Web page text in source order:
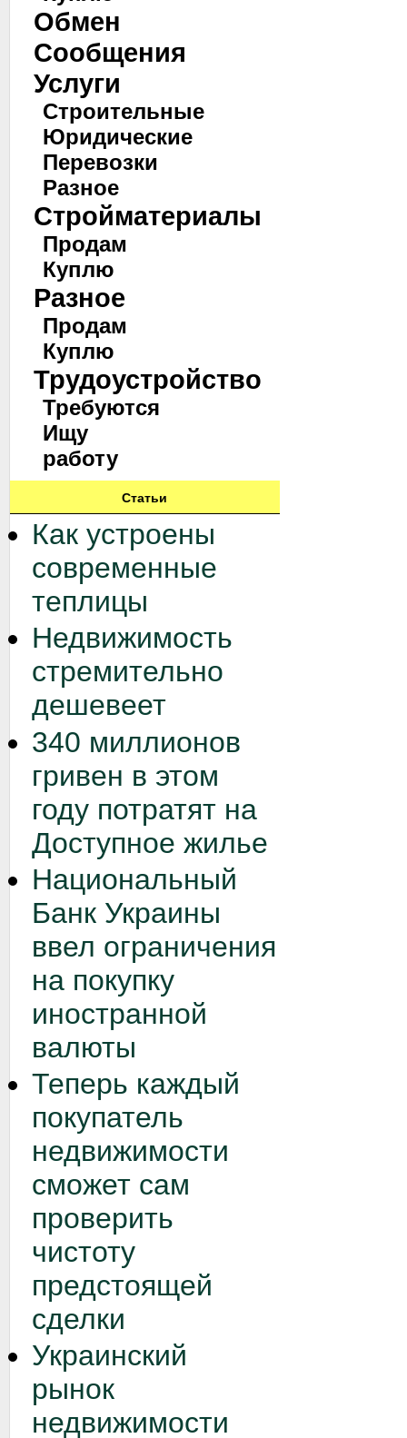
Обмен
Сообщения
Услуги
Строительные
Юридические
Перевозки
Разное
Стройматериалы
Продам
Куплю
Разное
Продам
Куплю
Трудоустройство
Требуются
Ищу
работу
Статьи
Как устроены
современные
теплицы
Недвижимость
стремительно
дешевеет
340 миллионов
гривен в этом
году потратят на
Доступное жилье
Национальный
Банк Украины
ввел ограничения
на покупку
иностранной
валюты
Теперь каждый
покупатель
недвижимости
сможет сам
проверить
чистоту
предстоящей
сделки
Украинский
рынок
недвижимости